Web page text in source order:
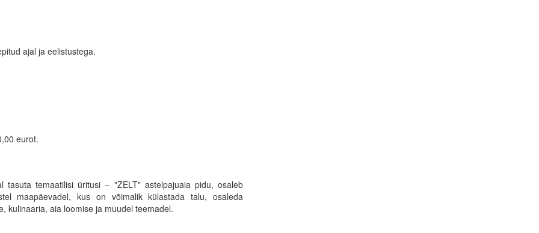
ajal ja eelistustega.
eurot.
tasuta temaatilisi üritusi – "ZELT" astelpajuaia pidu, osaleb
maapäevadel, kus on võimalik külastada talu, osaleda
kulinaaria, aia loomise ja muudel teemadel.